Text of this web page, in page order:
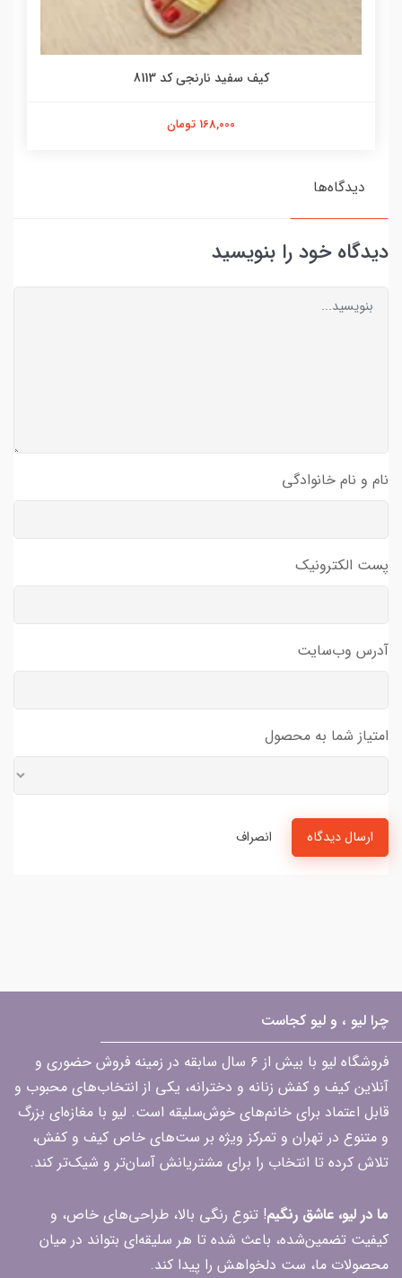
کیف سفید نارنجی کد 8113
168,000 تومان
دیدگاه‌ها
دیدگاه خود را بنویسید
نام و نام خانوادگی
پست الکترونیک
آدرس وب‌سایت
امتیاز شما به محصول
ارسال دیدگاه انصراف
چرا لیو ، و لیو کجاست
فروشگاه لیو با بیش از ۶ سال سابقه در زمینه فروش حضوری و
آنلاین کیف و کفش زنانه و دخترانه، یکی از انتخاب‌های محبوب و
قابل اعتماد برای خانم‌های خوش‌سلیقه است. لیو با مغازه‌ای بزرگ
و متنوع در تهران و تمرکز ویژه بر ست‌های خاص کیف و کفش،
تلاش کرده تا انتخاب را برای مشتریانش آسان‌تر و شیک‌تر کند.
ما در لیو، عاشق رنگیم! تنوع رنگی بالا، طراحی‌های خاص، و
کیفیت تضمین‌شده، باعث شده تا هر سلیقه‌ای بتواند در میان
محصولات ما، ست دلخواهش را پیدا کند.